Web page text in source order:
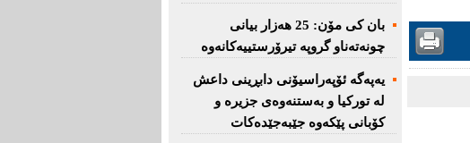
بان كی مۆن: 25 هەزار بیانی
چونەتەناو گروپە تیرۆرستییەكانەوە
یەپەگە ئۆپەراسیۆنی دابڕینی داعش
لە تورکیا و بەستنەوەی جزیرە و
کۆبانی پێکەوە جێبەجێدەکات